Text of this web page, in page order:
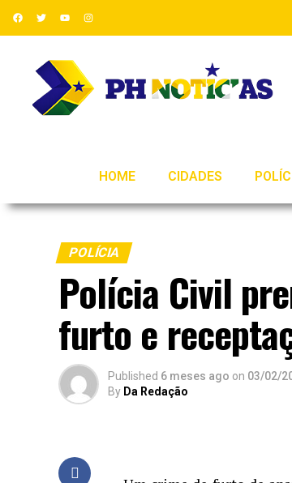
HOME CIDADES
POLÍCIA
Polícia Civil
furto e
Published 6 meses ago on 03/02/
By Da Redação